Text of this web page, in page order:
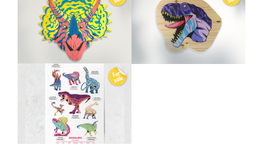
CERATOPS –
WOOD PANEL
Graphisme Illustration
DINOSAURS –
WOOD PANEL
Graphisme Illustration
L’ÈRE DU CRÉTACÉ
– THE
CRETACEOUS ERA